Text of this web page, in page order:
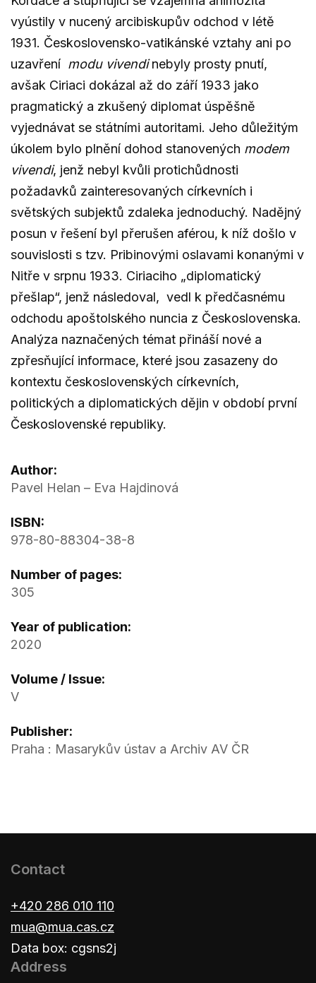
vyústily v nucený arcibiskupův odchod v létě
1931. Československo-vatikánské vztahy ani po
uzavření modu vivendinebyly prosty pnutí,
avšak Ciriaci dokázal až do září 1933 jako
pragmatický a zkušený diplomat úspěšně
vyjednávat se státními autoritami. Jeho důležitým
úkolem bylo plnění dohod stanovených modem
vivendi, jenž nebyl kvůli protichůdnosti
požadavků zainteresovaných církevních i
světských subjektů zdaleka jednoduchý. Nadějný
posun v řešení byl přerušen aférou, k níž došlo v
souvislosti s tzv. Pribinovými oslavami konanými v
Nitře v srpnu 1933. Ciriaciho „diplomatický
přešlap“, jenž následoval, vedl k předčasnému
odchodu apoštolského nuncia z Československa.
Analýza naznačených témat přináší nové a
zpřesňující informace, které jsou zasazeny do
kontextu československých církevních,
politických a diplomatických dějin v období první
Československé republiky.
Author:
Pavel Helan – Eva Hajdinová
ISBN:
978-80-88304-38-8
Number of pages:
305
Year of publication:
2020
Volume / Issue:
V
Publisher:
Praha : Masarykův ústav a Archiv AV ČR
Contact
+420 286 010 110
mua@mua.cas.cz
Data box: cgsns2j
Address